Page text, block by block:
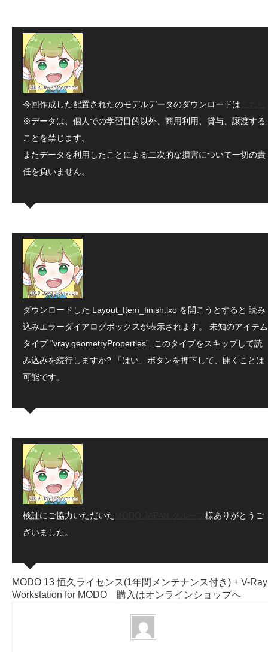
今回作成した配置されたのモデルデータのダウンロードは
※データは、個人での学習目的以外、商用利用、貸与、譲渡する
ことを禁じます。
またデータを利用したことによる二次的な損害について一切の責
任を負いません。
ダウンロードした Layout_Item_finish.lxo を開こうとすると 読み
込みエラーダイアログボックスが表示されます。 未知のアイテム
タイプ “vray.geometryProperties”. このタイプをスキップして読
み込みを続行しますか? 「はい」ボタンを押下して、開くことは
可能です。
検証にご協力いただいた
様ありがとうご
ざいました。
MODO 13 恒久ライセンス(1年間メンテナンス付き) + V-
Workstation for MODO 購入はオンラインショップへ